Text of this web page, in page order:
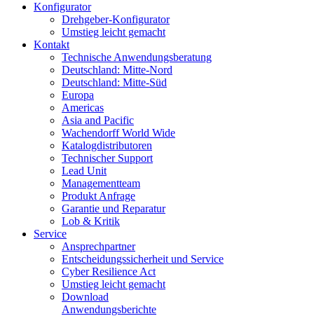
Konfigurator
Drehgeber-Konfigurator
Umstieg leicht gemacht
Kontakt
Technische Anwendungsberatung
Deutschland: Mitte-Nord
Deutschland: Mitte-Süd
Europa
Americas
Asia and Pacific
Wachendorff World Wide
Katalogdistributoren
Technischer Support
Lead Unit
Managementteam
Produkt Anfrage
Garantie und Reparatur
Lob & Kritik
Service
Ansprechpartner
Entscheidungssicherheit und Service
Cyber Resilience Act
Umstieg leicht gemacht
Download
Anwendungsberichte